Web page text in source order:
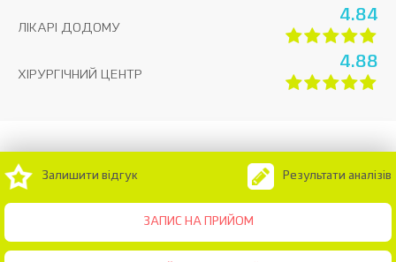
ЛІКАРІ ДОДОМУ
4.84
ХІРУРГІЧНИЙ ЦЕНТР
4.88
ЗАПИС НА ПРИЙОМ
Залишити відгук Результати аналізів